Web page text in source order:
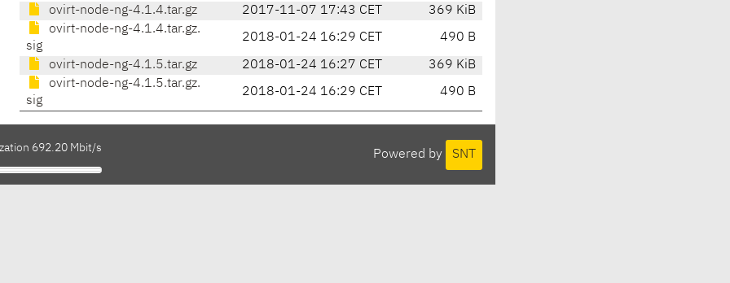
ovirt-node-ng-4.1.4.tar.gz 2017-11-07 17:43 CET
369 KiB
ovirt-node-ng-4.1.4.tar.gz.
sig
2018-01-24 16:29 CET 490 B
ovirt-node-ng-4.1.5.tar.gz 2018-01-24 16:27 CET
369 KiB
ovirt-node-ng-4.1.5.tar.gz.
sig
2018-01-24 16:29 CET 490 B
Powered by SNT
692.20 Mbit/s